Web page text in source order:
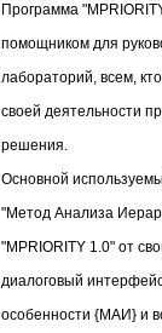
Программа
помощником для
лабораторий, всем,
своей деятельности
решения.
Основной
"Метод Анализа
"MPRIORITY 1.0" от
диалоговый
особенности {МАИ} и